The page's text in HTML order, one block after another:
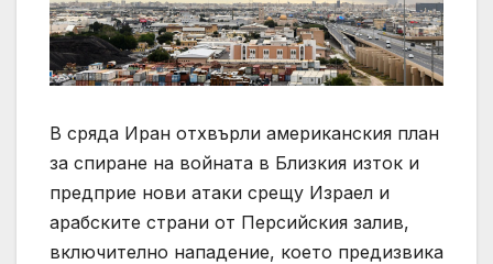
В сряда Иран отхвърли американския план
за спиране на войната в Близкия изток и
предприе нови атаки срещу Израел и
арабските страни от Персийския залив,
включително нападение, което предизвика